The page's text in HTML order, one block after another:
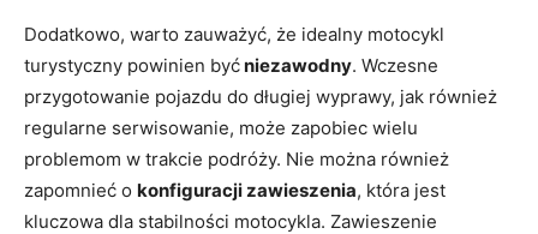
Dodatkowo, warto zauważyć, że idealny motocykl
turystyczny powinien byćniezawodny. Wczesne
przygotowanie pojazdu do długiej wyprawy, jak również
regularne serwisowanie, może zapobiec wielu
problemom w trakcie podróży. Nie można również
zapomnieć o konfiguracji zawieszenia, która jest
kluczowa dla stabilności motocykla. Zawieszenie